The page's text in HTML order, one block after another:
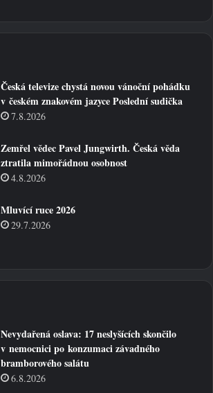
Česká televize chystá novou vánoční pohádku
v českém znakovém jazyce Poslední sudička
7.8.2026
Zemřel vědec Pavel Jungwirth. Česká věda
ztratila mimořádnou osobnost
4.8.2026
Mluvící ruce 2026
29.7.2026
Nevydařená oslava: 17 neslyšících skončilo
v nemocnici po konzumaci závadného
bramborového salátu
6.8.2026